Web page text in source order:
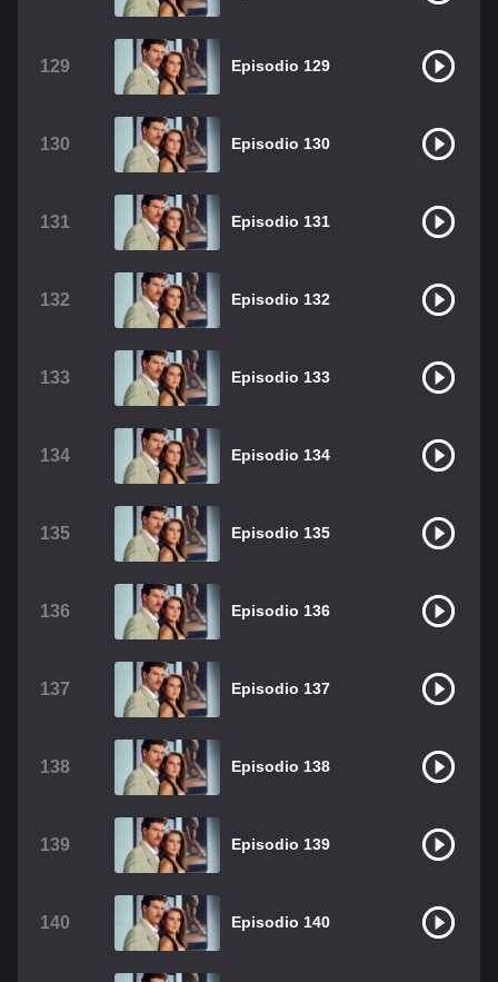
129 Episodio 129
130 Episodio 130
131 Episodio 131
132 Episodio 132
133 Episodio 133
134 Episodio 134
135 Episodio 135
136 Episodio 136
137 Episodio 137
138 Episodio 138
139 Episodio 139
140 Episodio 140